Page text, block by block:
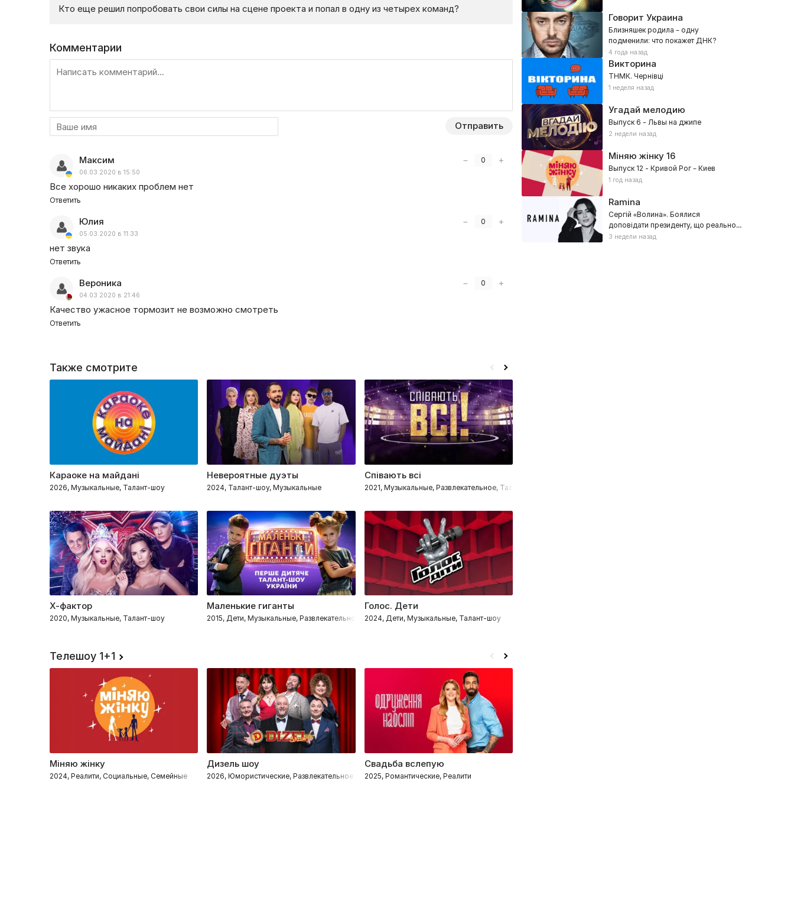
Кто еще решил попробовать свои силы на сцене проекта и попал в одну из четырех команд?
Комментарии
Отправить
− 0 +
Максим
06.03.2020 в 15:50
Все хорошо никаких проблем нет
Ответить
− 0 +
Юлия
05.03.2020 в 11:33
нет звука
Ответить
− 0 +
Вероника
04.03.2020 в 21:46
Качество ужасное тормозит не возможно смотреть
Ответить
Говорит Украина
Близняшек родила – одну
подменили: что покажет ДНК?
4 года назад
Викторина
ТНМК. Чернівці
1 неделя назад
Угадай мелодию
Выпуск 6 - Львы на джипе
2 недели назад
Міняю жінку16
Выпуск 12 - Кривой Рог – Киев
1 год назад
Ramina
Сергій «Волина». Боялися
доповідати президенту, що реально
відбувалося
3 недели назад
Также смотрите
Караоке на майдані
2026, Музыкальные, Талант-шоу
Невероятные дуэты
2024, Талант-шоу, Музыкальные
Співають всі
2021, Музыкальные, Развлекательное, Талант-шоу
Х-фактор
2020, Музыкальные, Талант-шоу
Маленькие гиганты
2015, Дети, Музыкальные, Развлекательное, Талант-шоу, Танцевальные
Голос. Дети
2024, Дети, Музыкальные, Талант-шоу
Телешоу 1+1
Міняю жінку
2024, Реалити, Социальные, Семейные
Дизель шоу
2026, Юмористические, Развлекательное
Свадьба вслепую
2025, Романтические, Реалити